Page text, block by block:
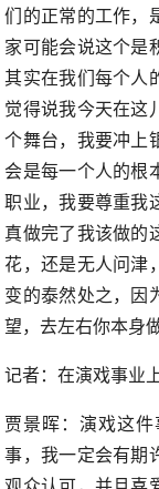
们的正常的工作，
家可能会说这个是
其实在我们每个人
觉得说我今天在这
个舞台，我要冲上
会是每一个人的根
职业，我要尊重我
真做完了我该做的
花，还是无人问津
变的泰然处之，因
望，去左右你本身
记者：在演戏事业
贾景晖：演戏这
事，我一定会有期